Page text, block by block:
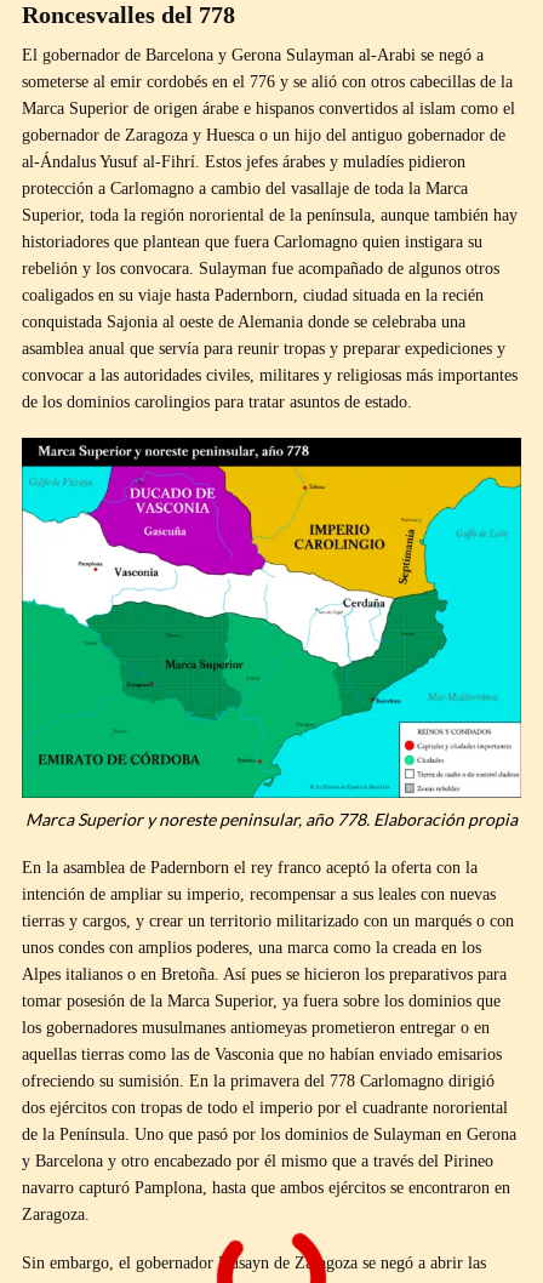
Roncesvalles del 778
El gobernador de Barcelona y Gerona Sulayman al-Arabi se negó a
someterse al emir cordobés en el 776 y se alió con otros cabecillas de la
Marca Superior de origen árabe e hispanos convertidos al islam como el
gobernador de Zaragoza y Huesca o un hijo del antiguo gobernador de
al-Ándalus Yusuf al-Fihrí. Estos jefes árabes y muladíes pidieron
protección a Carlomagno a cambio del vasallaje de toda la Marca
Superior, toda la región nororiental de la península, aunque también hay
historiadores que plantean que fuera Carlomagno quien instigara su
rebelión y los convocara. Sulayman fue acompañado de algunos otros
coaligados en su viaje hasta Padernborn, ciudad situada en la recién
conquistada Sajonia al oeste de Alemania donde se celebraba una
asamblea anual que servía para reunir tropas y preparar expediciones y
convocar a las autoridades civiles, militares y religiosas más importantes
de los dominios carolingios para tratar asuntos de estado.
Marca Superior y noreste peninsular, año 778. Elaboración propia
En la asamblea de Padernborn el rey franco aceptó la oferta con la
intención de ampliar su imperio, recompensar a sus leales con nuevas
tierras y cargos, y crear un territorio militarizado con un marqués o con
unos condes con amplios poderes, una marca como la creada en los
Alpes italianos o en Bretoña. Así pues se hicieron los preparativos para
tomar posesión de la Marca Superior, ya fuera sobre los dominios que
los gobernadores musulmanes antiomeyas prometieron entregar o en
aquellas tierras como las de Vasconia que no habían enviado emisarios
ofreciendo su sumisión. En la primavera del 778 Carlomagno dirigió
dos ejércitos con tropas de todo el imperio por el cuadrante nororiental
de la Península. Uno que pasó por los dominios de Sulayman en Gerona
y Barcelona y otro encabezado por él mismo que a través del Pirineo
navarro capturó Pamplona, hasta que ambos ejércitos se encontraron en
Zaragoza.
Sin embargo, el gobernador Husayn de Zaragoza se negó a abrir las